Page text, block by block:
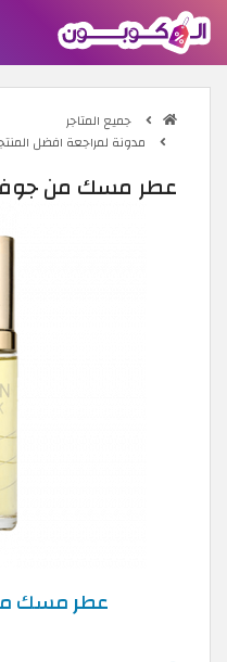
جميع المتاجر
مدونة لمراجعة افضل
عطر مسك من
عطر مسك